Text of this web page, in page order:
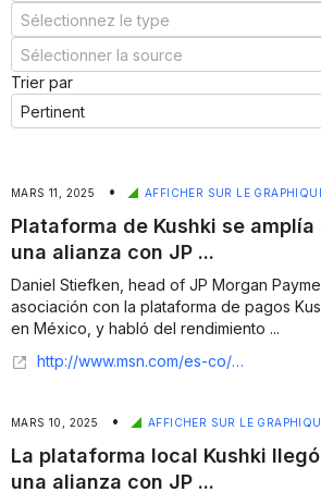
Trier par
MARS 11, 2025 • AFFICHER SUR LE
Plataforma de Kushki se
una alianza con JP ...
Daniel Stiefken, head of JP Morgan
asociación con la plataforma de pagos
en México, y habló del rendimiento ...
http://www.msn.com/es-co/noticias/other/plataforma-de-kushki-se-ampl%C3%ADa-en-m%C3%A9xico-tras-una-alianza-con-jp-morgan-payments/ar-AA1ADMx4?apiversion=v2&noservercache=1&domshim=1&renderwebcomponents=1&wcseo=1&batchservertelemetry=1&noservertelemetry=1
MARS 10, 2025 • AFFICHER SUR LE
La plataforma local Kushki
una alianza con JP ...